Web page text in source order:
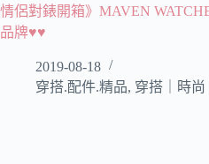
容
情侶對錶開箱》MAVEN
品牌♥♥
2019-08-18
穿搭.配件.精品, 穿搭｜時